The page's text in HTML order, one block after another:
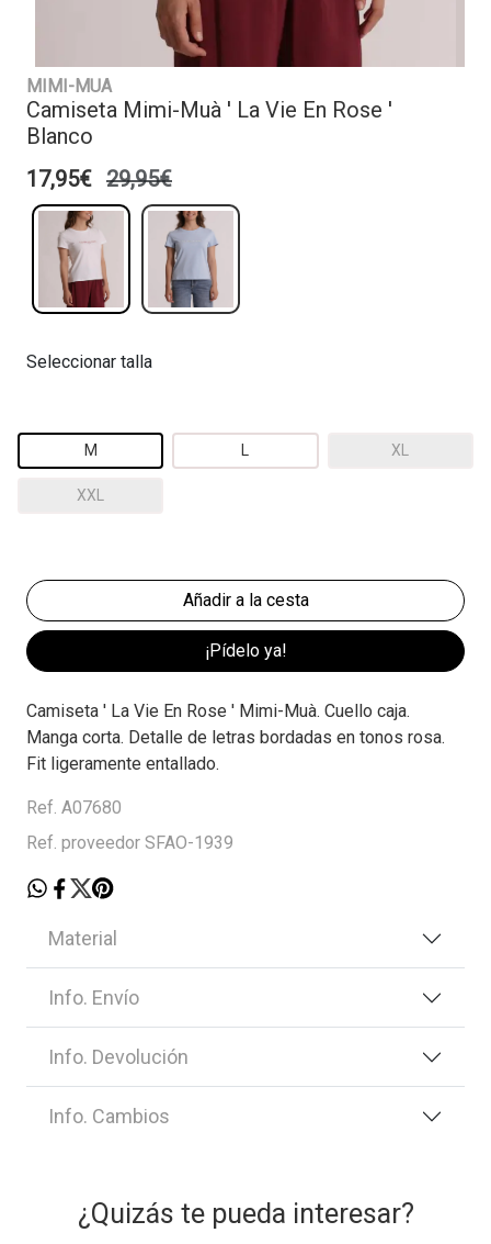
MIMI-MUA
Camiseta Mimi-Muà ' La Vie En Rose '
Blanco
17,95€ 29,95€
Seleccionar talla
M L XL
XXL
¡Pídelo ya!
Camiseta ' La Vie En Rose ' Mimi-Muà. Cuello caja.
Manga corta. Detalle de letras bordadas en tonos rosa.
Fit ligeramente entallado.
Ref. A07680
Ref. proveedor SFAO-1939
Material
Info. Envío
Info. Devolución
Info. Cambios
¿Quizás te pueda interesar?